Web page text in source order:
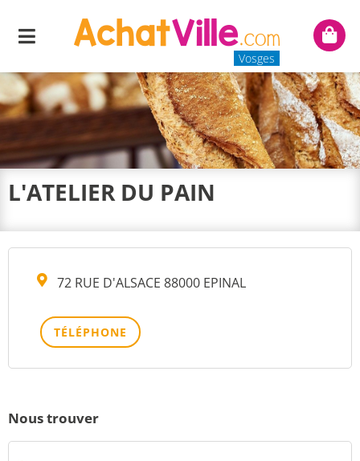
Menu
Vosges
Mon
L'ATELIER DU PAIN
72 RUE D'ALSACE 88000 EPINAL
TÉLÉPHONE
Nous trouver